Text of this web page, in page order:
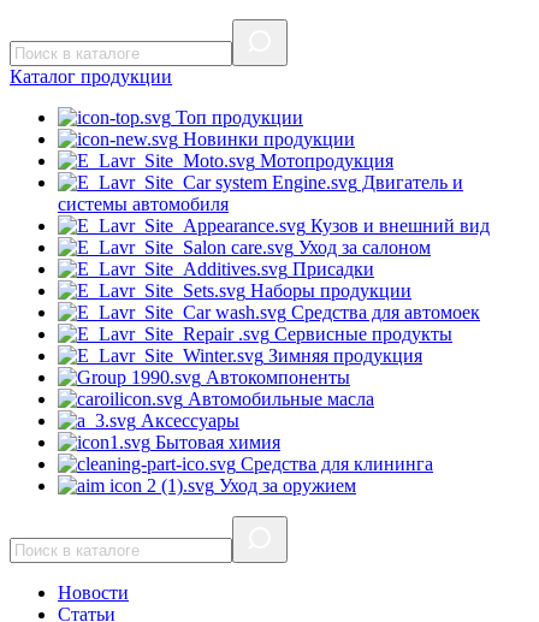
Каталог продукции
Топ продукции
Новинки продукции
Мотопродукция
Двигатель и
системы автомобиля
Кузов и внешний вид
Уход за салоном
Присадки
Наборы продукции
Средства для автомоек
Сервисные продукты
Зимняя продукция
Автокомпоненты
Автомобильные масла
Аксессуары
Бытовая химия
Средства для клининга
Уход за оружием
Новости
Статьи